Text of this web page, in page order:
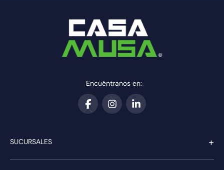
Encuéntranos en:
SUCURSALES +